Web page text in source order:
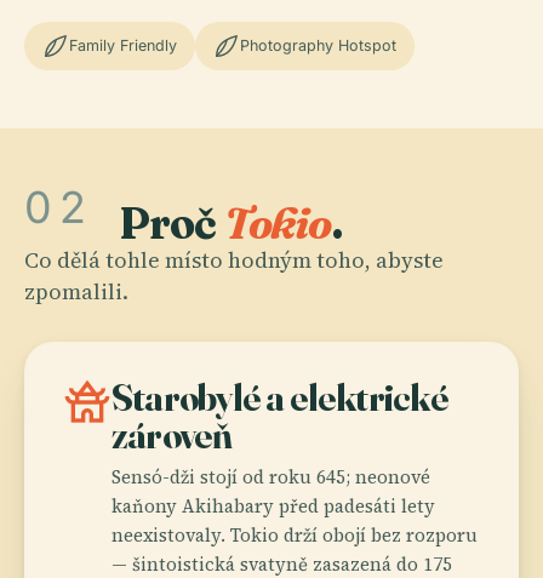
Family Friendly Photography Hotspot
02 Proč Tokio.
Co dělá tohle místo hodným toho, abyste
zpomalili.
temple_buddhistStarobylé a elektrické
zároveň
Sensó-dži stojí od roku 645; neonové
kaňony Akihabary před padesáti lety
neexistovaly. Tokio drží obojí bez rozporu
— šintoistická svatyně zasazená do 175